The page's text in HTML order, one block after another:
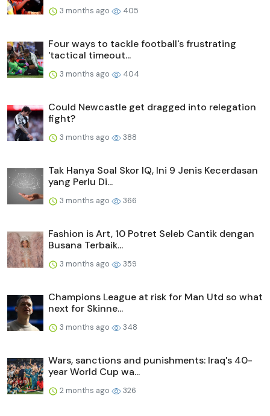
3 months ago 405
Four ways to tackle football's frustrating
'tactical timeout...
3 months ago 404
Could Newcastle get dragged into relegation
fight?
3 months ago 388
Tak Hanya Soal Skor IQ, Ini 9 Jenis Kecerdasan
yang Perlu Di...
3 months ago 366
Fashion is Art, 10 Potret Seleb Cantik dengan
Busana Terbaik...
3 months ago 359
Champions League at risk for Man Utd so what
next for Skinne...
3 months ago 348
Wars, sanctions and punishments: Iraq's 40-
year World Cup wa...
2 months ago 326